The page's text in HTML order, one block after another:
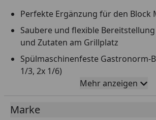
Perfekte Ergänzung für den Block
Saubere und flexible
und Zutaten am Grillplatz
Spülmaschinenfeste Gastronorm-
1/3, 2x 1/6)
Maße: ca. 90x 50 x 10 cm
Material: Edelstahl, gebürstet
Mehr anzeigen
Marke